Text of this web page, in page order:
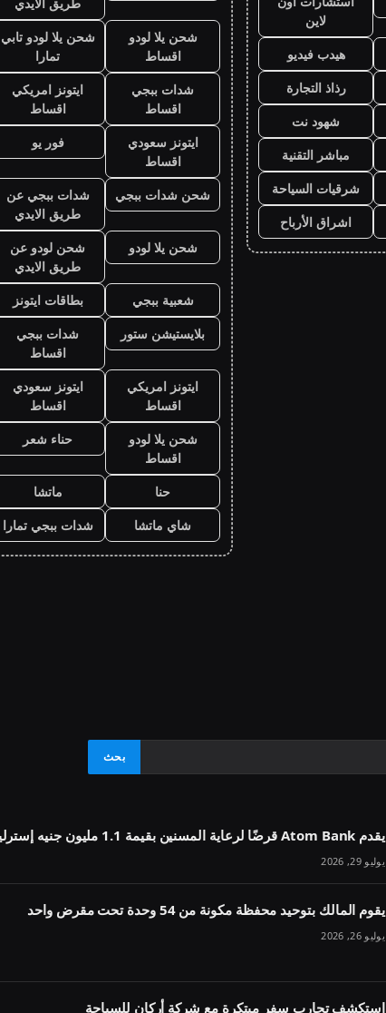
لاين
هيدب فيديو
رذاذ التجارة
شهود نت
مباشر التقنية
شرقيات السياحة
اشراق الأرباح
طريق الايدي
شحن يلا لودو
اقساط
شحن يلا لودو تابي
تمارا
شدات ببجي
اقساط
ايتونز امريكي
اقساط
ايتونز سعودي
اقساط
فور يو
شحن شدات ببجي
شدات ببجي عن
طريق الايدي
شحن يلا لودو
شحن لودو عن
طريق الايدي
شعبية ببجي
بطاقات ايتونز
بلايستيشن ستور
شدات ببجي
اقساط
ايتونز امريكي
اقساط
ايتونز سعودي
اقساط
شحن يلا لودو
اقساط
حناء شعر
حنا
ماتشا
شاي ماتشا
شدات ببجي تمارا
يقدم Atom Bank قرضًا لرعاية المسنين بقيمة 1.1 مليون جنيه إسترليني في خمسة أسابيع
يوليو 29, 2026
يقوم المالك بتوحيد محفظة مكونة من 54 وحدة تحت مقرض واحد
يوليو 26, 2026
استكشف تجارب سفر مبتكرة مع شركة أركان للسياحة